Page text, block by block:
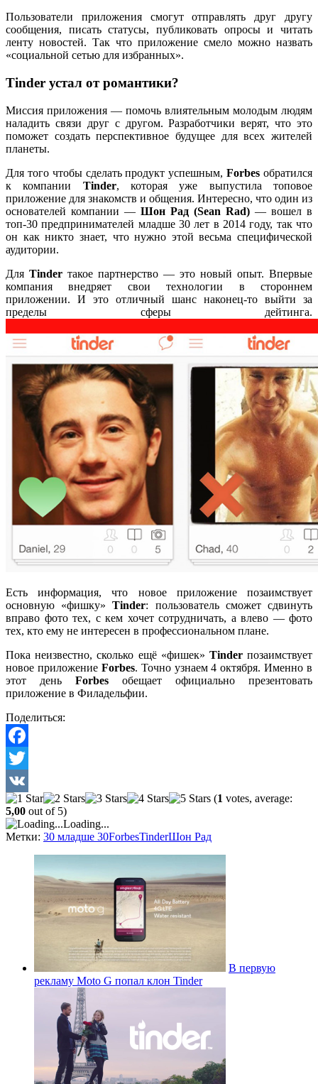
Пользователи приложения смогут отправлять друг другу
сообщения, писать статусы, публиковать опросы и читать
ленту новостей. Так что приложение смело можно назвать
«социальной сетью для избранных».
Tinder устал от романтики?
Миссия приложения — помочь влиятельным молодым людям
наладить связи друг с другом. Разработчики верят, что это
поможет создать перспективное будущее для всех жителей
планеты.
Для того чтобы сделать продукт успешным,Forbes обратился
к компании Tinder, которая уже выпустила топовое
приложение для знакомств и общения. Интересно, что один из
основателей компании — Шон Рад (Sean Rad) — вошел в
топ-30 предпринимателей младше 30 лет в 2014 году, так что
он как никто знает, что нужно этой весьма специфической
аудитории.
Для Tinder такое партнерство — это новый опыт. Впервые
компания внедряет свои технологии в стороннем
приложении. И это отличный шанс наконец-то выйти за
пределы сферы дейтинга.
Есть информация, что новое приложение позаимствует
основную «фишку»Tinder: пользователь сможет сдвинуть
вправо фото тех, с кем хочет сотрудничать, а влево — фото
тех, кто ему не интересен в профессиональном плане.
Пока неизвестно, сколько ещё «фишек» Tinderпозаимствует
новое приложение Forbes. Точно узнаем 4 октября. Именно в
этот день Forbes обещает официально презентовать
приложение в Филадельфии.
Поделиться:
Facebook
Twitter
VK
(1 votes, average:
5,00 out of 5)
Loading...
Метки: 30 младше 30ForbesTinderШон Рад
В первую
рекламу Moto G попал клон Tinder